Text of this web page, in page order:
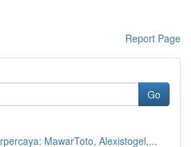
Report Page
Go
MawarToto, Alexistogel,...